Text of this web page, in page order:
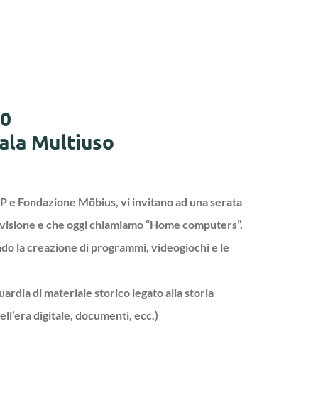
Multiuso
e Fondazione Möbius, vi invitano ad una serata
e che oggi chiamiamo “Home computers”.
la creazione di programmi, videogiochi e le
di materiale storico legato alla storia
digitale, documenti, ecc.)